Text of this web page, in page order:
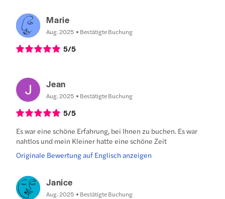
Marie
Aug. 2025 Bestätigte Buchung
5/5
Jean
Aug. 2025 Bestätigte Buchung
5/5
Es war eine schöne Erfahrung, bei Ihnen zu buchen. Es war
nahtlos und mein Kleiner hatte eine schöne Zeit
Originale Bewertung auf Englisch anzeigen
Janice
Aug. 2025 Bestätigte Buchung